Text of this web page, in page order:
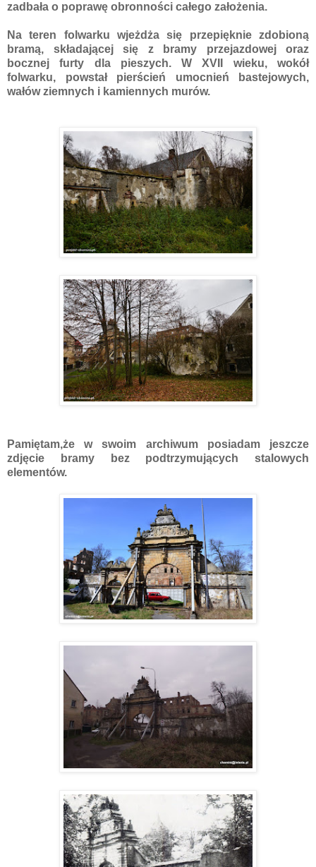
zadbała o poprawę obronności całego założenia.
Na teren folwarku wjeżdża się przepięknie zdobioną
bramą, składającej się z bramy przejazdowej oraz
bocznej furty dla pieszych. W XVII wieku, wokół
folwarku, powstał pierścień umocnień bastejowych,
wałów ziemnych i kamiennych murów.
Pamiętam,że w swoim archiwum posiadam jeszcze
zdjęcie bramy bez podtrzymujących stalowych
elementów.